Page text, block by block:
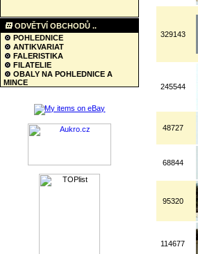
ODVĚTVÍ OBCHODŮ ..
POHLEDNICE
ANTIKVARIAT
FALERISTIKA
FILATELIE
OBALY NA POHLEDNICE A
MINCE
329143
245544
48727
68844
95320
114677